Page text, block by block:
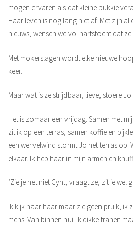
mogen ervaren als dat kleine pukkie
Haar leven is nog lang niet af. Met zijn
nieuws, wensen we vol hartstocht dat
Met mokerslagen wordt elke nieuwe
keer.
Maar wat is ze strijdbaar, lieve, stoere Jo.
Het is zomaar een vrijdag. Samen met
zit ik op een terras, samen koffie en
een wervelwind stormt Jo het terras op.
elkaar. Ik heb haar in mijn armen en
‘Zie je het niet Cynt, vraagt ze, zit ie wel
Ik kijk naar haar maar zie geen pruik, ik
mens. Van binnen huil ik dikke tranen